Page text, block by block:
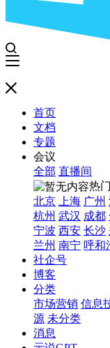
首页
文档
专题
会议
全部 直播间
热
北京
上海 广州
杭州 武汉 成都
宁波 西安 长沙
兰州 南宁 呼和
社企号
博客
分类
市场营销 信息
源 未分类
消息